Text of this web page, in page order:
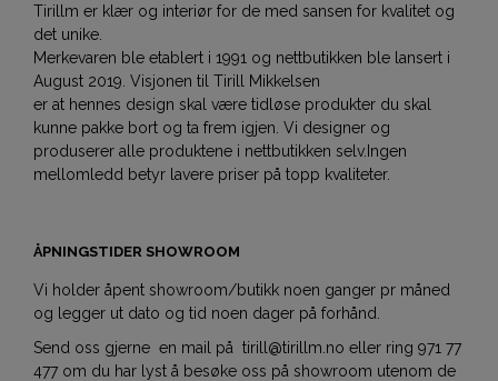
Tirillm er klær og interiør for de med sansen for kvalitet og
det unike.
Merkevaren ble etablert i 1991 og nettbutikken ble lansert i
August 2019. Visjonen til Tirill Mikkelsen
er at hennes design skal være tidløse produkter du skal
kunne pakke bort og ta frem igjen. Vi designer og
produserer alle produktene i nettbutikken selv.Ingen
mellomledd betyr lavere priser på topp kvaliteter.
ÅPNINGSTIDER SHOWROOM
Vi holder åpent showroom/butikk noen ganger pr måned
og legger ut dato og tid noen dager på forhånd.
Send oss gjerne en mail på tirill@tirillm.no eller ring 971 77
477 om du har lyst å besøke oss på showroom utenom de